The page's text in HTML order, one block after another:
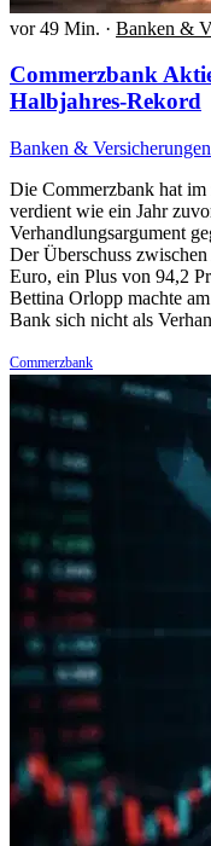
vor 49 Min. · Banken &
Commerzbank
Halbjahres-Rekord
Banken & Versicherungen
Die Commerzbank hat
verdient wie ein Jahr
Verhandlungsargument
Der Überschuss
Euro, ein Plus von 94,2
Bettina Orlopp machte
Bank sich nicht als
Commerzbank